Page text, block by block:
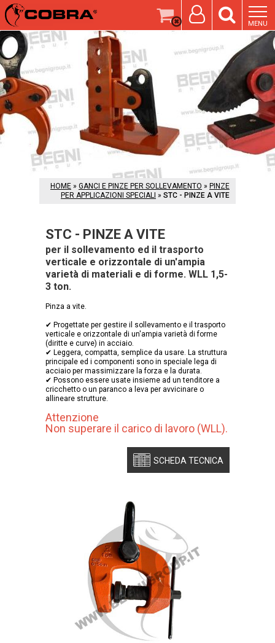
MENU
HOME » GANCI E PINZE PER SOLLEVAMENTO » PINZE
PER APPLICAZIONI SPECIALI » STC - PINZE A VITE
STC - PINZE A VITE
per il sollevamento ed il trasporto
verticale e orizzontale di un'ampia
varietà di materiali e di forme. WLL 1,5-
3 ton.
Pinza a vite.
✔ Progettate per gestire il sollevamento e il trasporto
verticale e orizzontale di un'ampia varietà di forme
(diritte e curve) in acciaio.
✔ Leggera, compatta, semplice da usare. La struttura
principale ed i componenti sono in speciale lega di
acciaio per massimizzare la forza e la durata.
✔ Possono essere usate insieme ad un tenditore a
cricchetto o un paranco a leva per avvicinare o
allineare strutture.
Attenzione
Non superare il carico di lavoro (WLL).
SCHEDA TECNICA